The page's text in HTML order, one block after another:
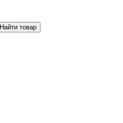
Найти товар